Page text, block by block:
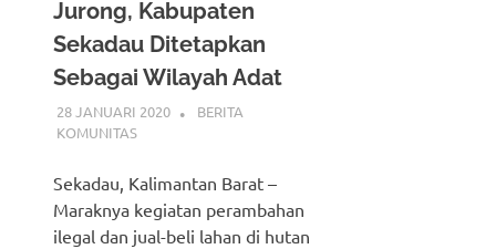
Jurong, Kabupaten
Sekadau Ditetapkan
Sebagai Wilayah Adat
28 JANUARI 2020
BERITA
KOMUNITAS
Sekadau, Kalimantan Barat –
Maraknya kegiatan perambahan
ilegal dan jual-beli lahan di hutan